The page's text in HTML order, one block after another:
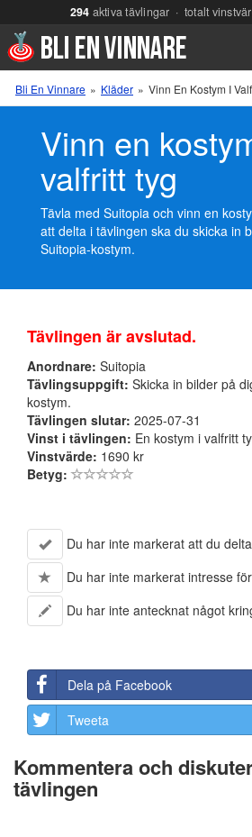
294 aktiva tävlingar · totalt
Bli En Vinnare » Kläder » Vinn En Kostym I
Vinn en
valfritt tyg
Tävla med Suitopia och vinn en
att delta i tävlingen ska du skicka in
Suitopia-kostym.
Tävlingen är avslutad.
Anordnare: Suitopia
Tävlingsuppgift: Skicka in bilder på
kostym.
Tävlingen slutar: 2025-07-31
Vinst i tävlingen: En kostym i valfritt
Vinstvärde: 1690 kr
Betyg:
Du har inte markerat att du
Du har inte markerat intresse
Du har inte antecknat något
Dela på Facebook
Tweeta
Kommentera och
tävlingen